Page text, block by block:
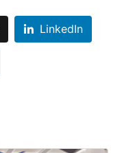
LinkedIn